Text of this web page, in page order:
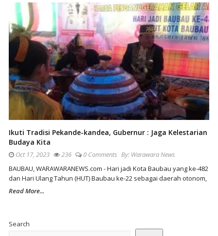
Ikuti Tradisi Pekande-kandea, Gubernur : Jaga Kelestarian
Budaya Kita
Oct 17, 2023 236 0 Comments By: Warawara News
BAUBAU, WARAWARANEWS.com - Hari jadi Kota Baubau yang ke-482
dan Hari Ulang Tahun (HUT) Baubau ke-22 sebagai daerah otonom,
Read More...
Search